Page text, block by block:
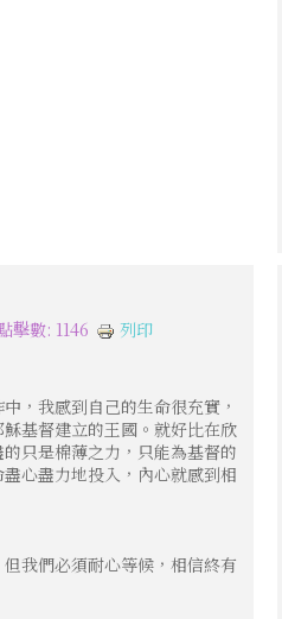
擊數: 1146 列印
，我感到自己的生命很充實，
基督建立的王國。就好比在欣
只是棉薄之力，只能為基督的
心盡力地投入，內心就感到相
我們必須耐心等候，相信終有